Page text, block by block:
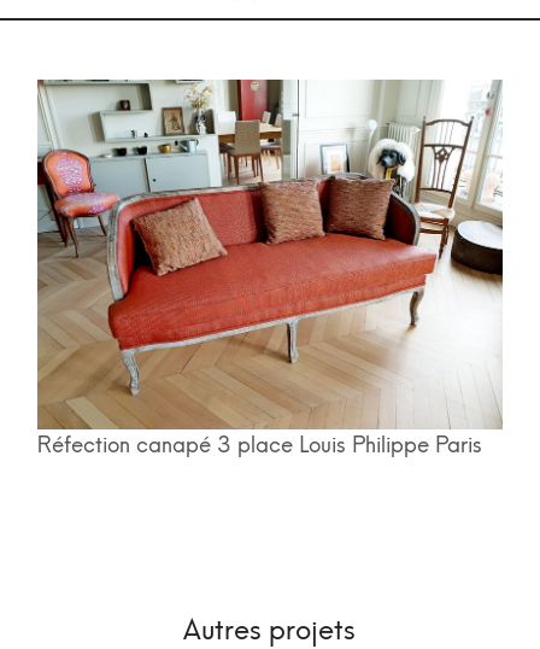
Réfection canapé 3 place Louis Philippe Paris
Autres projets